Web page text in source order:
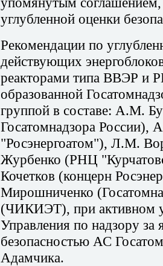
углубленной оценки
Рекомендации по
действующих
реакторами типа ВВЭР и
образованной
группой в составе: А.М.
Госатомнадзора России),
"Росэнергоатом"), Л.М.
Журбенко (РНЦ
Кочетков (концерн
Мирошниченко
(ЧИКИЭТ), при активном
Управления по надзору
безопасностью АС
Адамчика.